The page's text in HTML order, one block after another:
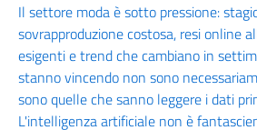
Il settore moda è sotto pressione:
sovrapproduzione costosa, resi online
esigenti e trend che cambiano in
stanno vincendo non sono
sono quelle che sanno leggere i dati
L'intelligenza artificiale non è